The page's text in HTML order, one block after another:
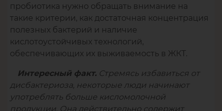
пробиотика нужно обращать внимание на
такие критерии, как достаточная концентрация
полезных бактерий и наличие
кислотоустойчивых технологий,
обеспечивающих их выживаемость в ЖКТ.
Интересный факт. Стремясь избавиться от
дисбактериоза, некоторые люди начинают
употреблять больше кисломолочной
продукции. Она действительно содержит